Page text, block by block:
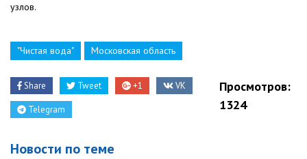
узлов.
"Чистая вода" Московская область
Share Tweet +1 VK
Telegram
Просмотров:
1324
Новости по теме